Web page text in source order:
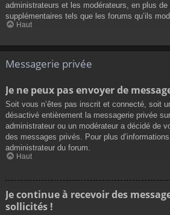
administrateurs et les modérateurs, en plus
supplémentaires tels que les forums qu’ils
Haut
Messagerie privée
Je ne peux pas envoyer de
Soit vous n’êtes pas inscrit et connecté, soit
désactivé entièrement la messagerie privée
administrateur ou un modérateur a décidé de
des messages privés. Pour plus
administrateur du forum.
Haut
Je continue à recevoir des
sollicités !